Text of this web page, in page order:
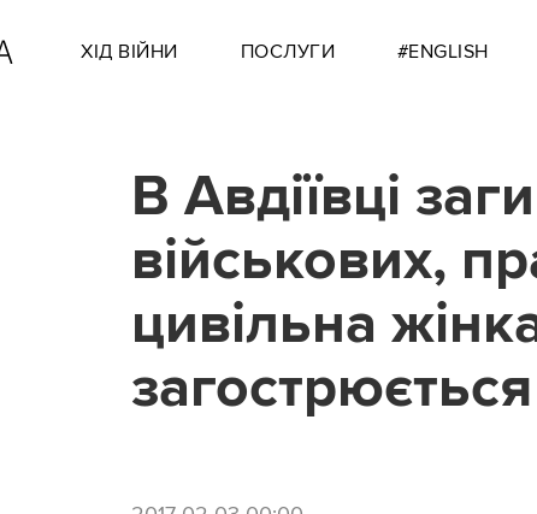
ХІД ВІЙНИ ПОСЛУГИ #ENGLISH
В Авдіївці
військових,
цивільна
загострюється